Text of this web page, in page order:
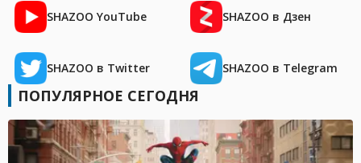
SHAZOO YouTube SHAZOO в Дзен
SHAZOO в Twitter SHAZOO в Telegram
ПОПУЛЯРНОЕ СЕГОДНЯ